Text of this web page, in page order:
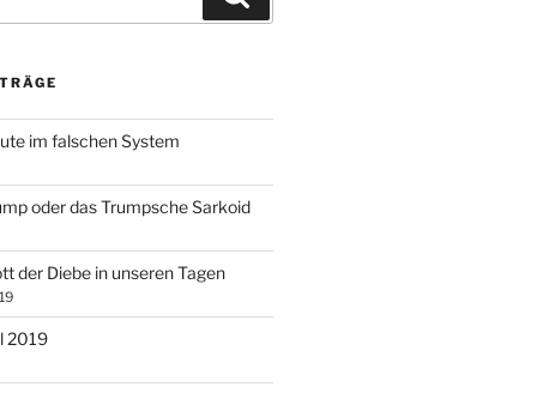
im falschen System
oder das Trumpsche Sarkoid
der Diebe in unseren Tagen
2019